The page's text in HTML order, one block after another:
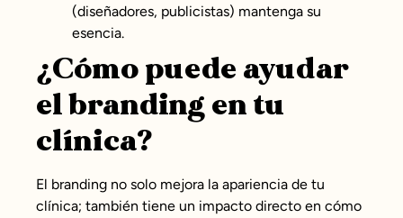
(diseñadores, publicistas) mantenga su
esencia.
¿Cómo puede ayudar
el branding en tu
clínica?
El branding no solo mejora la apariencia de tu
clínica; también tiene un impacto directo en cómo